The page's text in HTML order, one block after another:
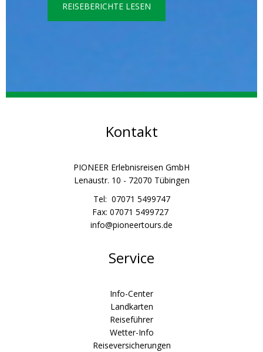
REISEBERICHTE LESEN
Kontakt
PIONEER Erlebnisreisen GmbH
Lenaustr. 10 - 72070 Tübingen
Tel: 07071 5499747
Fax: 07071 5499727
info@pioneertours.de
Service
Info-Center
Landkarten
Reiseführer
Wetter-Info
Reiseversicherungen